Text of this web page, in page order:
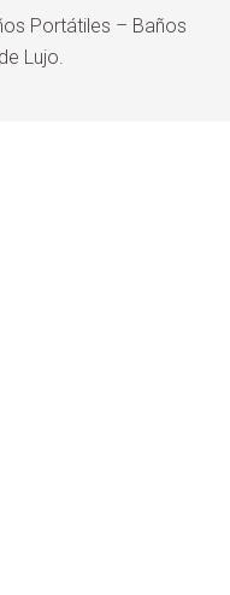
Portátiles – Baños
Lujo.